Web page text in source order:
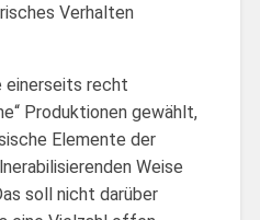
Verhalten
einerseits recht
Produktionen gewählt,
Elemente der
Weise
soll nicht darüber